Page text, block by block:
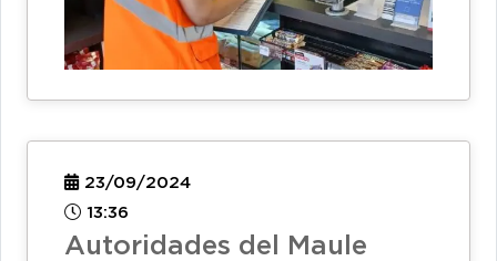
23/09/2024
13:36
Autoridades del Maule